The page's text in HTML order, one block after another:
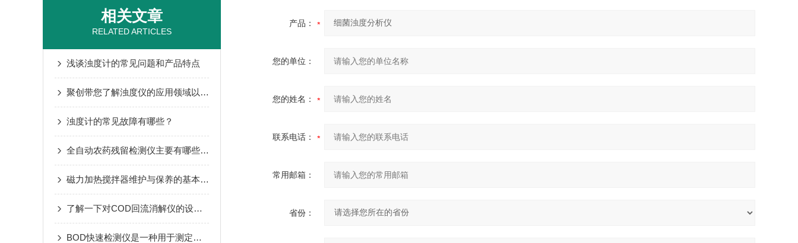
相关文章
RELATED ARTICLES
浅谈浊度计的常见问题和产品特点
聚创带您了解浊度仪的应用领域以及产品特点
浊度计的常见故障有哪些？
全自动农药残留检测仪主要有哪些产品特点？
磁力加热搅拌器维护与保养的基本要求
了解一下对COD回流消解仪的设计要求是什么吧
BOD快速检测仪是一种用于测定废水中生化耗氧量的仪器
产品：
您的单位：
您的姓名：
联系电话：
常用邮箱：
省份：